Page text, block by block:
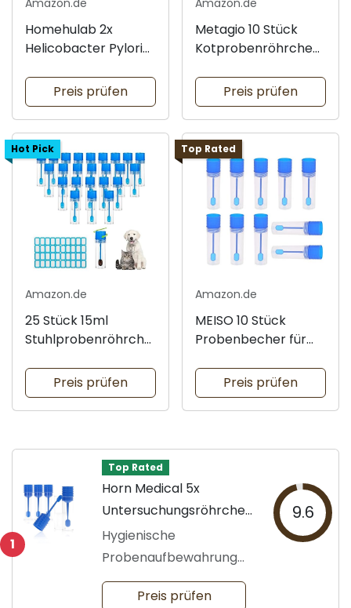
Amazon.de
Homehulab 2x
Helicobacter Pylori
Preis prüfen
Amazon.de
Metagio 10 Stück
Kotprobenröhrchen
Preis prüfen
Hot Pick
Amazon.de
25 Stück 15ml
Stuhlprobenröhrche
Preis prüfen
Top Rated
Amazon.de
MEISO 10 Stück
Probenbecher für
Preis prüfen
1
Top Rated
Horn Medical 5x
Untersuchungsröhrchen
für Stuhlproben
Hygienische
Probenaufbewahrung
für Vielfalt
9.6
Preis prüfen